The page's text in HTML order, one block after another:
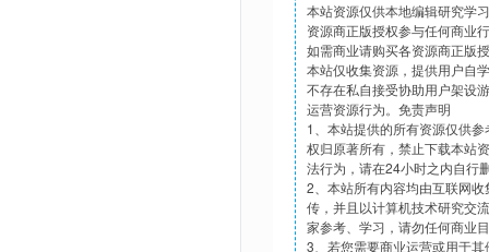
本站资源仅供本地编辑研究学
资源商正版授权参与任何商业
如需商业请购买各资源商正版
本站仅收集资源，提供用户自
不存在私自接受协助用户架设
运营资源行为。免责声明
1、本站提供的所有资源仅供
权归原著所有，禁止下载本站
法行为，请在24小时之内自行
2、本站所有内容均由互联网
传，并且以计算机技术研究交
家参考、学习，请勿任何商业
3、若您需要商业运营或用于